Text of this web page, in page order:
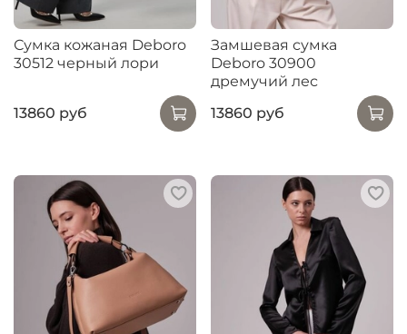
Сумка кожаная Deboro
30512 черный лори
13860 руб
Замшевая сумка
Deboro 30900
дремучий лес
13860 руб